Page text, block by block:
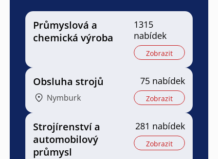
Průmyslová a
chemická výroba
1315
nabídek
Zobrazit
Obsluha strojů
Nymburk
75 nabídek
Zobrazit
Strojírenství a
automobilový
průmysl
281 nabídek
Zobrazit